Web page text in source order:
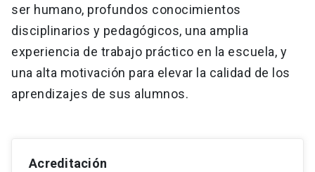
ser humano, profundos conocimientos
disciplinarios y pedagógicos, una amplia
experiencia de trabajo práctico en la escuela, y
una alta motivación para elevar la calidad de los
aprendizajes de sus alumnos.
Acreditación